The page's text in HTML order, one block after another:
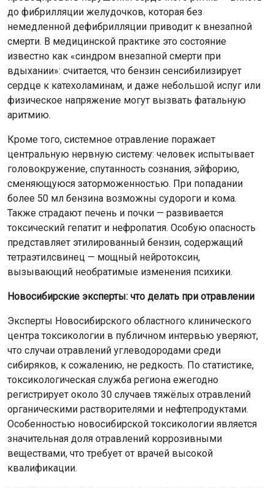
жидкости в лёгкие. Алгоритм действий должен быть
1. Немедленно выплюнуть остатки бензина.
2. Тщательно прополоскать рот водой.
3. Выпить 100–200 мл чистой воды, чтобы разбавить
Далее следует внимательно наблюдать за состоянием
груди, рвоты или потери сознания — немедленно
В таких случаях врачи проводят зондовое промывание
желудка, оксигенотерапию и назначают
поддерживающую терапию. В тяжёлых случаях может
потребоваться гемосорбция или плазмаферез.
Эксперты предупреждают — единственным
использование специальных ручных или
автоматических насосов, помп-сифонов, которые
исключают любой контакт человека с бензином. Их
стоимость несопоставима с риском для жизни.
Ранеемы писалио запрете продажи топлива детям
младше 18 лет на территории Новосибирской области.
Ещё больше интересной и оперативной информации —
в новостной ленте нашего портала, а также вМАХ-
каналеи сообществах ОТС-Горсайт в соцсетях
«ВКонтакте»и «Одноклассники».